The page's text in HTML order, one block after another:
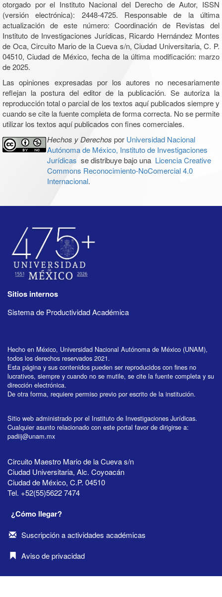
otorgado por el Instituto Nacional del Derecho de Autor, ISSN
(versión electrónica): 2448-4725. Responsable de la última
actualización de este número: Coordinación de Revistas del
Instituto de Investigaciones Jurídicas, Ricardo Hernández Montes
de Oca, Circuito Mario de la Cueva s/n, Ciudad Universitaria, C. P.
04510, Ciudad de México, fecha de la última modificación: marzo
de 2025.
Las opiniones expresadas por los autores no necesariamente
reflejan la postura del editor de la publicación. Se autoriza la
reproducción total o parcial de los textos aquí publicados siempre y
cuando se cite la fuente completa de forma correcta. No se permite
utilizar los textos aquí publicados con fines comerciales.
Hechos y Derechos por Universidad Nacional
Autónoma de México, Instituto de Investigaciones
Jurídicas se distribuye bajo una Licencia Creative
Commons Reconocimiento-NoComercial 4.0
Internacional.
Sitios internos
Sistema de Productividad Académica
Hecho en México, Universidad Nacional Autónoma de México (UNAM),
todos los derechos reservados 2021.
Esta página y sus contenidos pueden ser reproducidos con fines no
lucrativos, siempre y cuando no se mutile, se cite la fuente completa y su
dirección electrónica.
De otra forma, requiere permiso previo por escrito de la institución.
Sitio web administrado por el Instituto de Investigaciones Jurídicas.
Cualquier asunto relacionado con este portal favor de dirigirse a:
padiij@unam.mx
Circuito Maestro Mario de la Cueva s/n
Ciudad Universitaria, Alc. Coyoacán
Ciudad de México, C.P. 04510
Tel. +52(55)5622 7474
¿Cómo llegar?
Suscripción a actividades académicas
Aviso de privacidad